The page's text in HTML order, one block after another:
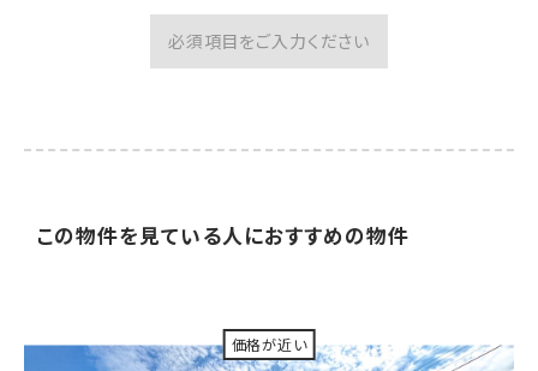
必須項目をご入力ください
この物件を見ている人におすすめの物件